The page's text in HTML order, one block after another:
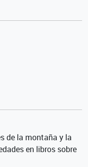
de la montaña y la
en libros sobre